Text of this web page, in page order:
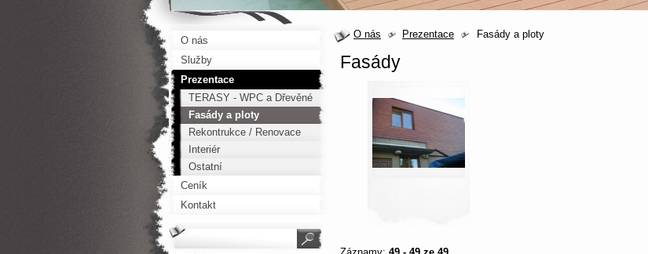
O nás Prezentace Fasády a ploty
Fasády
O nás
Služby
Prezentace
TERASY - WPC a Dřevěné
Fasády a ploty
Rekontrukce / Renovace
Interiér
Ostatní
Ceník
Kontakt